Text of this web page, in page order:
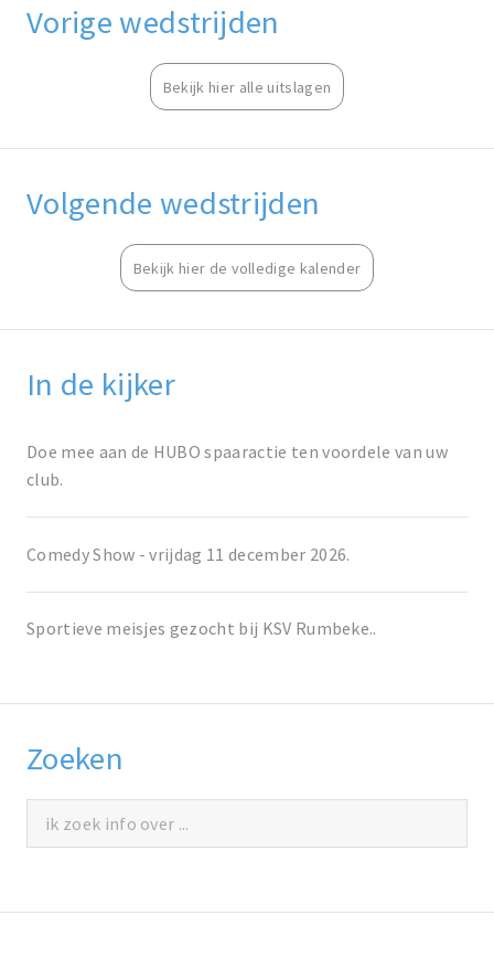
Vorige wedstrijden
Bekijk hier alle uitslagen
Volgende wedstrijden
Bekijk hier de volledige kalender
In de kijker
Doe mee aan de HUBO spaaractie ten voordele van uw
club.
Comedy Show - vrijdag 11 december 2026.
Sportieve meisjes gezocht bij KSV Rumbeke..
Zoeken